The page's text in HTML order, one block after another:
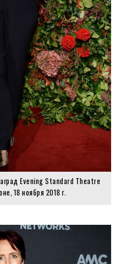
Evening Standard Theatre
18 ноября 2018 г.